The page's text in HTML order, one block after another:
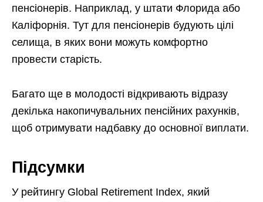
пенсіонерів. Наприклад, у штати Флорида або
Каліфорнія. Тут для пенсіонерів будують цілі
селища, в яких вони можуть комфортно
провести старість.
Багато ще в молодості відкривають відразу
декілька накопичувальних пенсійних рахунків,
щоб отримувати надбавку до основної виплати.
Підсумки
У рейтингу Global Retirement Index, який